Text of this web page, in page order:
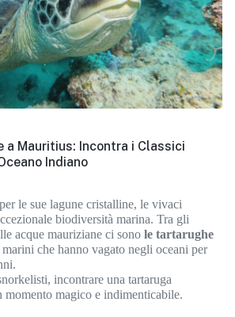
a Mauritius: Incontra i Classici
Indiano
le sue lagune cristalline, le vivaci
biodiversità marina. Tra gli
acque mauriziane ci sono le tartarughe
che hanno vagato negli oceani per
incontrare una tartaruga
momento magico e indimenticabile.